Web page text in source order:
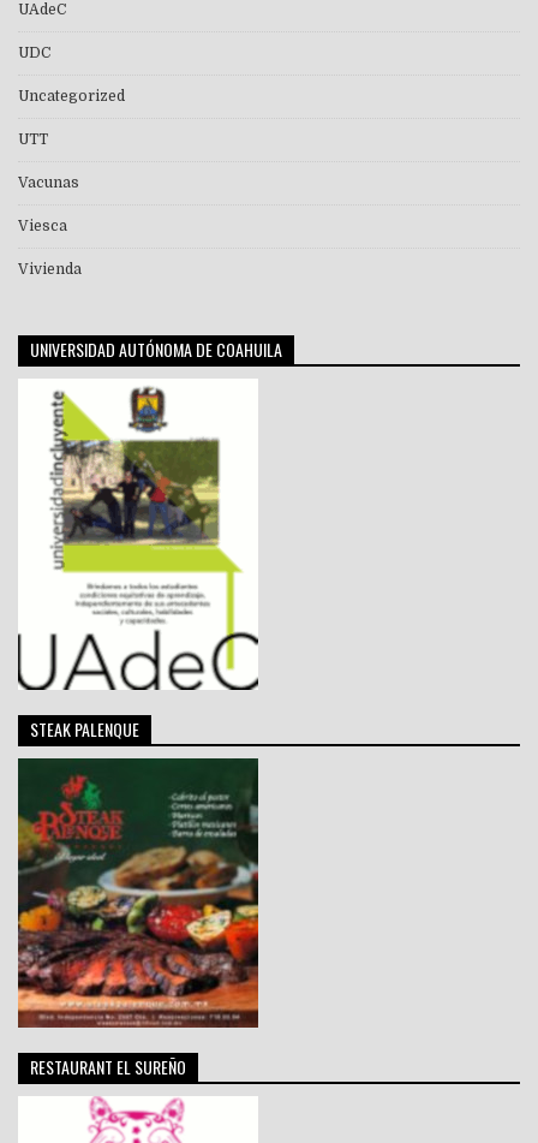
UAdeC
UDC
Uncategorized
UTT
Vacunas
Viesca
Vivienda
UNIVERSIDAD AUTÓNOMA DE COAHUILA
STEAK PALENQUE
RESTAURANT EL SUREÑO